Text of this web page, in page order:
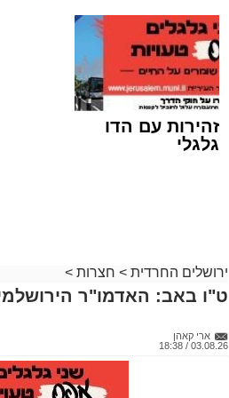
האדמו"ר מאמשינוב שליט"א | צילום:
מזל טוב משולש:שמחה גדולה אופפת
אייזנברג, מחשובי חסידי אמשינוב.
זהירות עם הדו
גלגלי
ירושלים החרדית > חצרות >
ט"ו באב: האדמו"ר
ארי קאהן
03.08.26 / 18:38